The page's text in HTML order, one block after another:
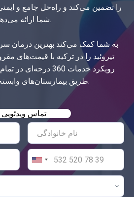
را تضمین می‌کند و راه‌حل جامع و
شما ارائه می‌دهد.
تیروئید را در ترکیه با قیمت‌های
رویکرد خدمات 360
طریق بیمارستان‌های وابسته اتخاذ می‌کند.
تماس ویدئویی